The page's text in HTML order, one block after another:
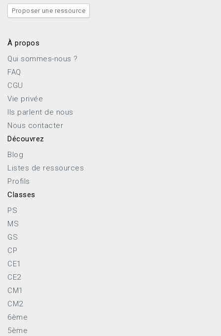
Proposer une ressource
À propos
Qui sommes-nous ?
FAQ
CGU
Vie privée
Ils parlent de nous
Nous contacter
Découvrez
Blog
Listes de ressources
Profils
Classes
PS
MS
GS
CP
CE1
CE2
CM1
CM2
6ème
5ème